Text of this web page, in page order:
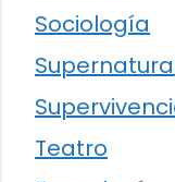
Sociología
Teatro